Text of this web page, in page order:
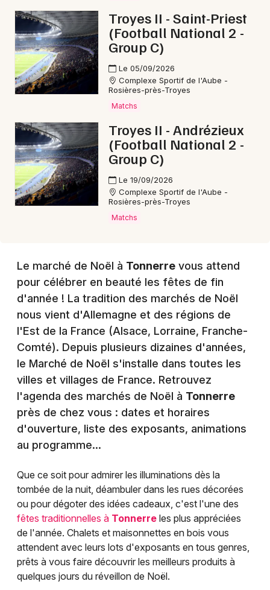
89 - Yonne
Choisir mes départements
Mon email
Je m'abonne
Troyes II - Saint-Priest
(Football National 2 -
Group C)
Le 05/09/2026
Complexe Sportif de l'Aube -
Rosières-près-Troyes
Matchs
Troyes II - Andrézieux
(Football National 2 -
Group C)
Le 19/09/2026
Complexe Sportif de l'Aube -
Rosières-près-Troyes
Matchs
Le marché de Noël à Tonnerre vous attend
pour célébrer en beauté les fêtes de fin
d'année ! La tradition des marchés de Noël
nous vient d'Allemagne et des régions de
l'Est de la France (Alsace, Lorraine, Franche-
Comté). Depuis plusieurs dizaines d'années,
le Marché de Noël s'installe dans toutes les
villes et villages de France. Retrouvez
l'agenda des marchés de Noël à Tonnerre
près de chez vous : dates et horaires
d'ouverture, liste des exposants, animations
au programme...
Que ce soit pour admirer les illuminations dès la
tombée de la nuit, déambuler dans les rues décorées
ou pour dégoter des idées cadeaux, c'est l'une des
fêtes traditionnelles à Tonnerre les plus appréciées
de l'année. Chalets et maisonnettes en bois vous
attendent avec leurs lots d'exposants en tous genres,
prêts à vous faire découvrir les meilleurs produits à
quelques jours du réveillon de Noël.